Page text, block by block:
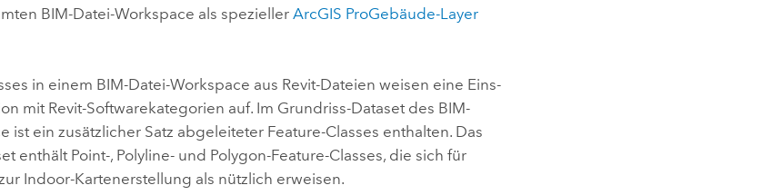
BIM-Datei-Workspace als speziellerArcGIS ProGebäude-Layer
in einem BIM-Datei-Workspace aus Revit-Dateien weisen eine Eins-
mit Revit-Softwarekategorien auf. Im Grundriss-Dataset des BIM-
ist ein zusätzlicher Satz abgeleiteter Feature-Classes enthalten. Das
enthält Point-, Polyline- und Polygon-Feature-Classes, die sich für
Indoor-Kartenerstellung als nützlich erweisen.